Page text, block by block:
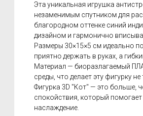
Эта уникальная игрушка
незаменимым спутником для
благородном оттенке синий
дизайном и гармонично
Размеры 30×15×5 см идеально
приятно держать в руках, а
Материал — биоразлагаемый
среды, что делает эту фигурку
Фигурка 3D "Кот" — это больше,
спокойствия, который
наслаждение.